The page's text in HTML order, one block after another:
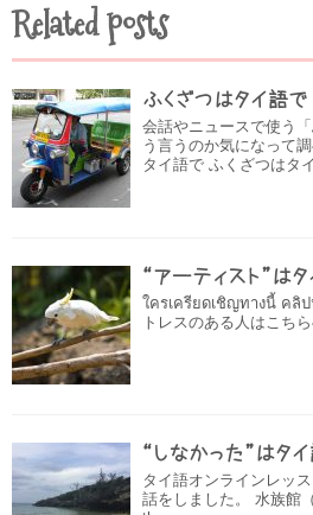
Related posts
ふくざつはタイ語で
会話やニュースで使う
う言うのか気になって
タイ語で ふくざつはタ
“アーティスト”は
ใครเครียดเชิญทางนี้ ค
トレスのある人はこち
“しなかった”はタ
タイ語オンラインレッ
話をしました。 水族